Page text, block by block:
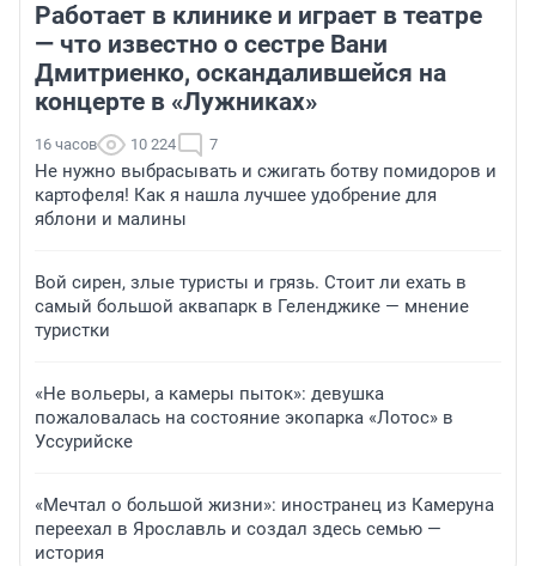
Работает в клинике и играет в театре
— что известно о сестре Вани
Дмитриенко, оскандалившейся на
концерте в «Лужниках»
16 часов 10 224 7
Не нужно выбрасывать и сжигать ботву помидоров и
картофеля! Как я нашла лучшее удобрение для
яблони и малины
Вой сирен, злые туристы и грязь. Стоит ли ехать в
самый большой аквапарк в Геленджике — мнение
туристки
«Не вольеры, а камеры пыток»: девушка
пожаловалась на состояние экопарка «Лотос» в
Уссурийске
«Мечтал о большой жизни»: иностранец из Камеруна
переехал в Ярославль и создал здесь семью —
история